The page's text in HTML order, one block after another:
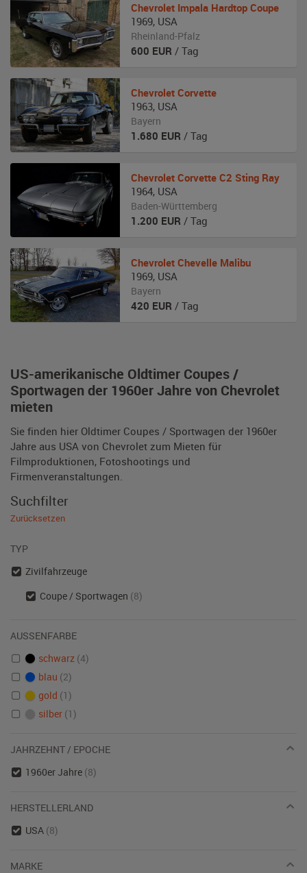
US-amerikanische Oldtimer Coupes /
Sportwagen der 1960er Jahre von Chevrolet
mieten
Sie finden hier Oldtimer Coupes / Sportwagen der 1960er
Jahre aus USA von Chevrolet zum Mieten für
Filmproduktionen, Fotoshootings und
Firmenveranstaltungen.
Chevrolet Impala Hardtop Coupe
1969, USA
Rheinland-Pfalz
600 EUR / Tag
Chevrolet Corvette
1963, USA
Bayern
1.680 EUR / Tag
Chevrolet Corvette C2 Sting Ray
1964, USA
Baden-Württemberg
1.200 EUR / Tag
Chevrolet Chevelle Malibu
1969, USA
Bayern
420 EUR / Tag
Suchfilter
Zurücksetzen
TYP
Zivilfahrzeuge
Coupe / Sportwagen (8)
AUSSENFARBE
schwarz (4)
blau (2)
gold (1)
silber (1)
JAHRZEHNT / EPOCHE
1960er Jahre (8)
HERSTELLERLAND
USA (8)
MARKE